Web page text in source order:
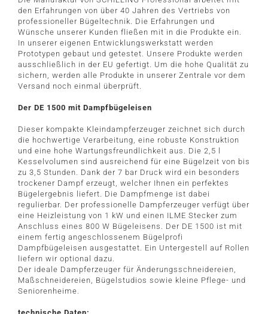
den Erfahrungen von über 40 Jahren des Vertriebs von
professioneller Bügeltechnik. Die Erfahrungen und
Wünsche unserer Kunden fließen mit in die Produkte ein.
In unserer eigenen Entwicklungswerkstatt werden
Prototypen gebaut und getestet. Unsere Produkte werden
ausschließlich in der EU gefertigt. Um die hohe Qualität zu
sichern, werden alle Produkte in unserer Zentrale vor dem
Versand noch einmal überprüft.
Der DE 1500 mit Dampfbügeleisen
Dieser kompakte Kleindampferzeuger zeichnet sich durch
die hochwertige Verarbeitung, eine robuste Konstruktion
und eine hohe Wartungsfreundlichkeit aus. Die 2,5 l
Kesselvolumen sind ausreichend für eine Bügelzeit von bis
zu 3,5 Stunden. Dank der 7 bar Druck wird ein besonders
trockener Dampf erzeugt, welcher Ihnen ein perfektes
Bügelergebnis liefert. Die Dampfmenge ist dabei
regulierbar. Der professionelle Dampferzeuger verfügt über
eine Heizleistung von 1 kW und einen ILME Stecker zum
Anschluss eines 800 W Bügeleisens. Der DE 1500 ist mit
einem fertig angeschlossenem Bügelprofi
Dampfbügeleisen ausgestattet. Ein Untergestell auf Rollen
liefern wir optional dazu.
Der ideale Dampferzeuger für Änderungsschneidereien,
Maßschneidereien, Bügelstudios sowie kleine Pflege- und
Seniorenheime.